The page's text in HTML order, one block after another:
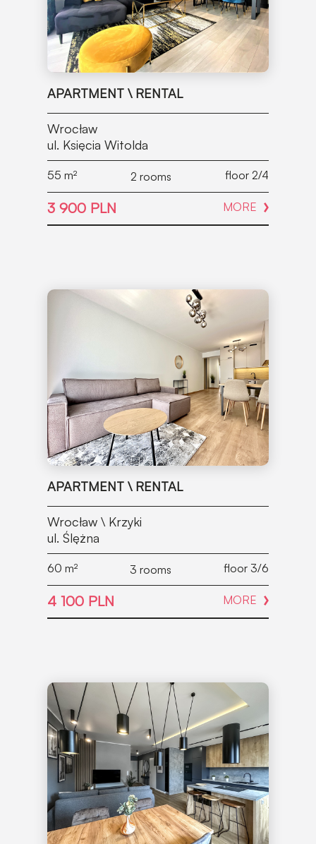
APARTMENT \ RENTAL
Wrocław
ul. Księcia Witolda
55 m² 2 rooms floor 2/4
3 900 PLN MORE
APARTMENT \ RENTAL
Wrocław \ Krzyki
ul. Ślężna
60 m² 3 rooms floor 3/6
4 100 PLN MORE